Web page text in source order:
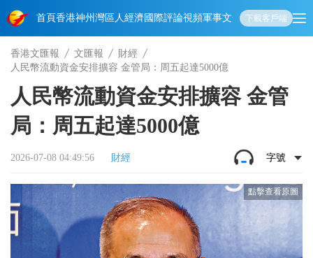
首頁香港神州 灣區人經濟國際評論視頻軍事文化 娛樂生活教育體
下載客戶端
香港文匯報 文匯報
財經
人民幣流動資金安排擴容 金管局：周五起達5000億
人民幣流動資金安排擴容 金管
局：周五起達5000億
2026-07-08 04:49:56 財經 字號